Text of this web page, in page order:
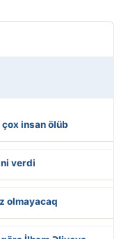
insan ölüb
verdi
olmayacaq